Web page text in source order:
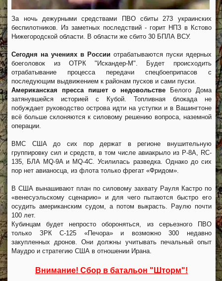
За ночь дежурными средствами ПВО сбиты 273 украинских
беспилотников. Из заметных последствий - горит НПЗ в Кстово
Нижегородской области. В области же сбито 30 БПЛА ВСУ.
Сегодня на учениях в России отрабатываются пуски ядерных
боеголовок из ОТРК "Искандер-М". Будет происходить
отрабатывание процесса передачи спецбоеприпасов с
последующим выдвижением к районам пусков и сами пуски.
Американская пресса пишет о недовольстве Белого Дома
затянувшейся историей с Кубой. Топливная блокада не
побуждает руководство острова идти на уступки и в Вашингтоне
всё больше склоняются к силовому решению вопроса, наземной
операции.
ВМС США до сих пор держат в регионе внушительную
группировку сил и средств, в том числе авиакрыло из P-8A, RC-
135, БЛА MQ-9A и MQ-4C. Усилилась разведка. Однако до сих
пор нет авианосца, из флота только фрегат «Фридом».
В США вынашивают план по силовому захвату Рауля Кастро по
«венесуэльскому сценарию» и для чего пытаются быстро его
осудить американским судом, а потом выкрасть. Раулю почти
100 лет.
Кубинцам будет непросто обороняться, из серьезного ПВО
только ЗРК С-125 «Печора» и возможно 300 недавно
закупленных дронов. Они должны учитывать печальный опыт
Маудро и стратегию США в отношении Ирана.
Внимание! Сбор в батальон "Шторм"!